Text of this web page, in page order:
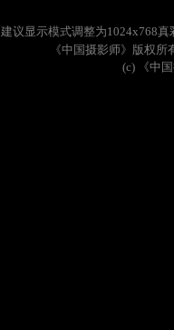
建议显示模式调整为1024x768真
《中国摄影师》版权所
(c)
《中